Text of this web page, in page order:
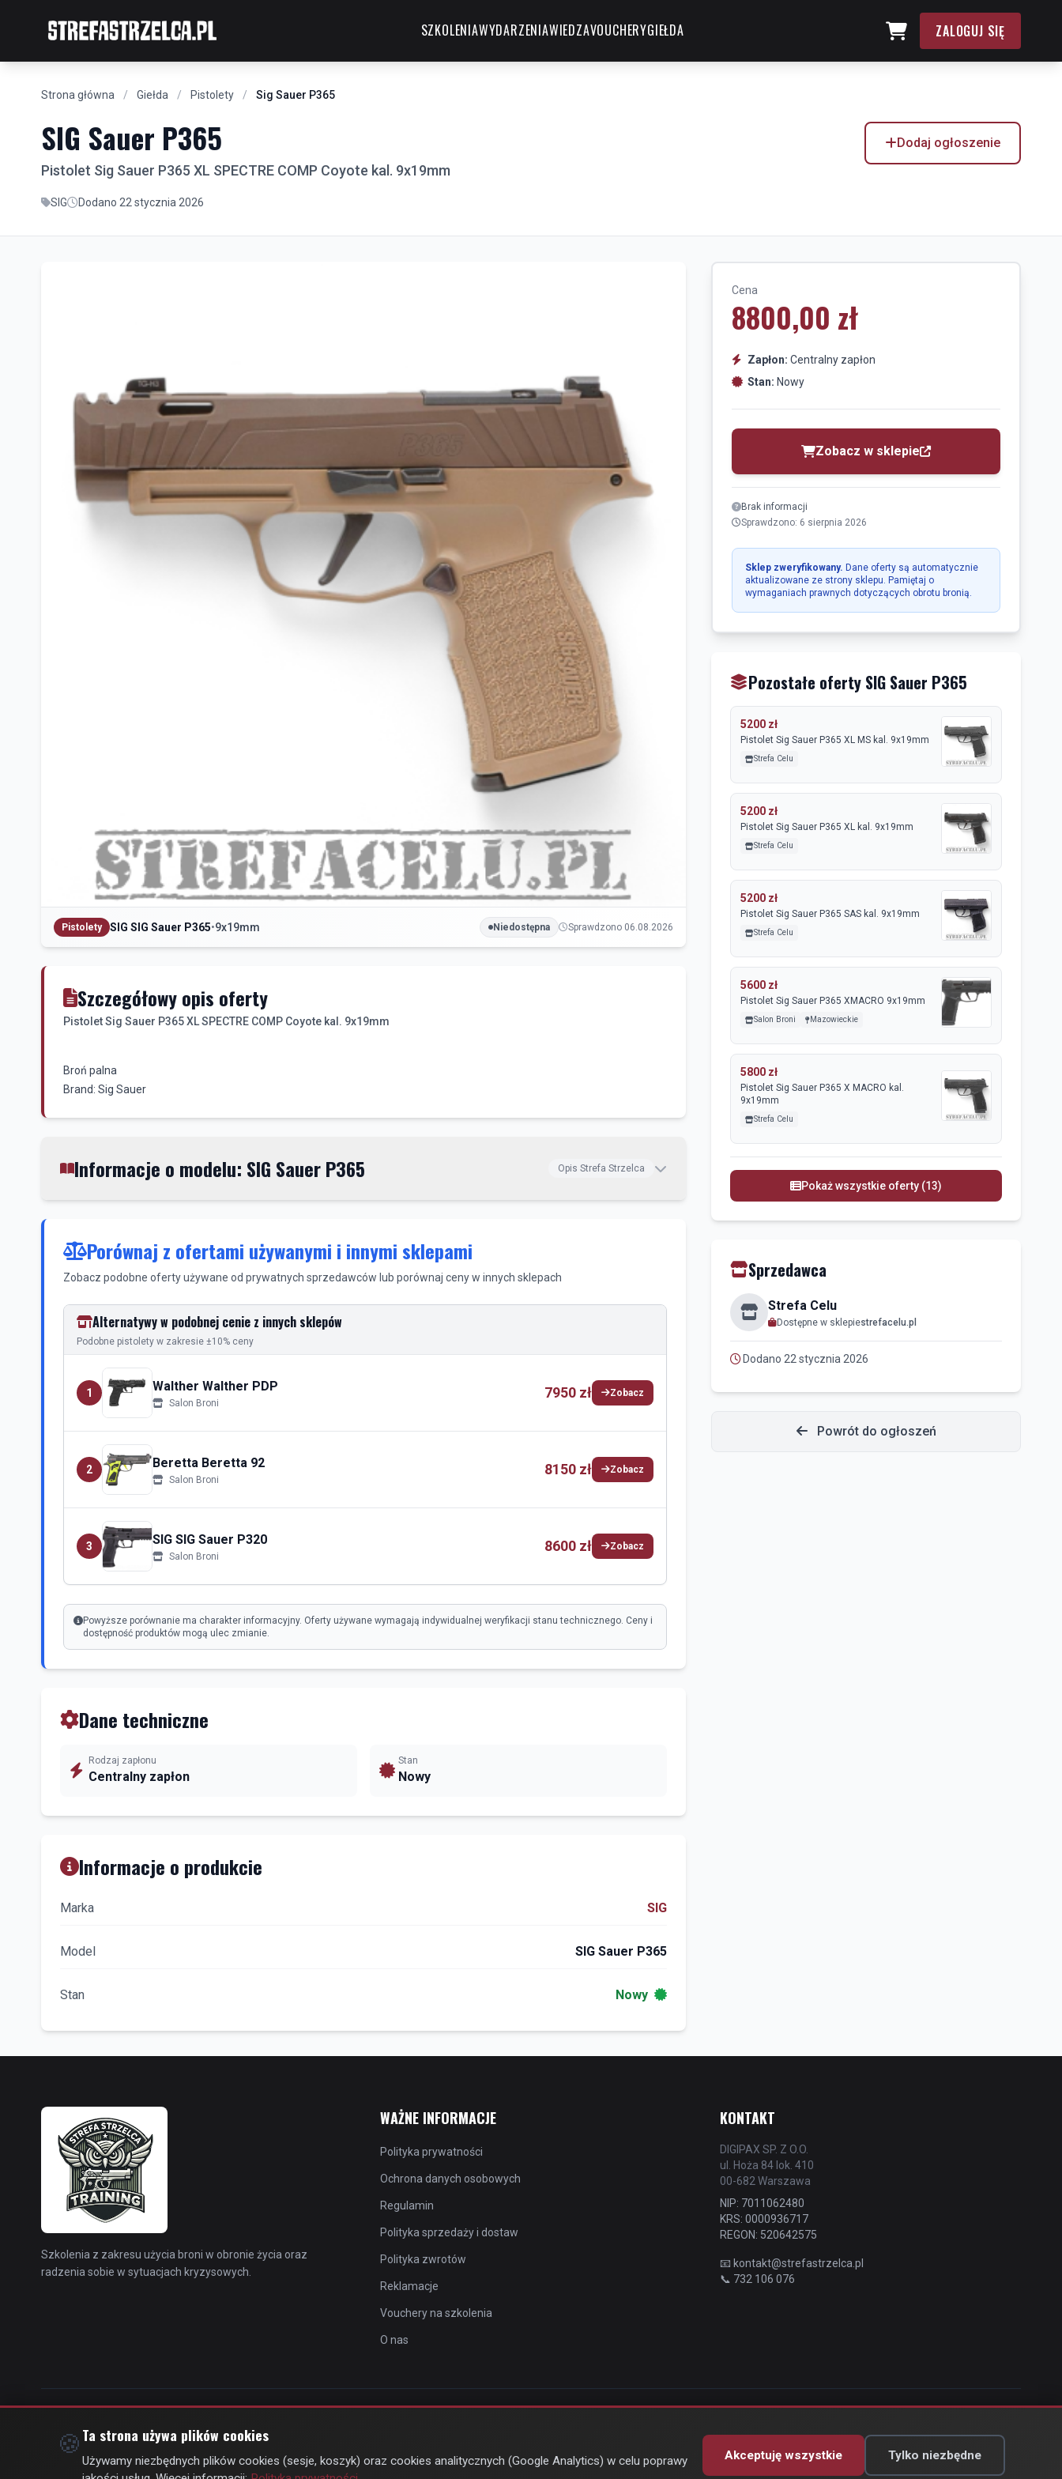
SZKOLENIAWYDARZENIAWIEDZAVOUCHERYGIEŁDA ZALOGUJ SIĘ
Strona główna / Giełda / Pistolety / Sig Sauer P365
SIG Sauer P365
Pistolet Sig Sauer P365 XL SPECTRE COMP Coyote kal. 9x19mm
Dodaj ogłoszenie
SIG Dodano 22 stycznia 2026
Pistolety SIG SIG Sauer P365•9x19mm Niedostępna Sprawdzono 06.08.2026
Szczegółowy opis oferty
Pistolet Sig Sauer P365 XL SPECTRE COMP Coyote kal. 9x19mm
Broń palna
Informacje o modelu: SIG Sauer P365 Opis Strefa Strzelca
Porównaj z ofertami używanymi i innymi sklepami
Zobacz podobne oferty używane od prywatnych sprzedawców lub porównaj ceny w innych sklepach
Alternatywy w podobnej cenie z innych sklepów
Podobne pistolety w zakresie ±10% ceny
1 Walther Walther PDP
Salon Broni
7950 zł Zobacz
2 Beretta Beretta 92
Salon Broni
8150 zł Zobacz
3 SIG SIG Sauer P320
Salon Broni
8600 zł Zobacz
Powyższe porównanie ma charakter informacyjny. Oferty używane wymagają indywidualnej weryfikacji stanu technicznego. Ceny i
dostępność produktów mogą ulec zmianie.
Dane techniczne
Rodzaj zapłonu
Centralny zapłon
Stan
Nowy
Informacje o produkcie
Marka SIG
Model SIG Sauer P365
Stan Nowy
Cena
8800,00 zł
Zapłon: Centralny zapłon
Stan: Nowy
Zobacz w sklepie
Brak informacji
Sprawdzono: 6 sierpnia 2026
Sklep zweryfikowany. Dane oferty są automatycznie
aktualizowane ze strony sklepu. Pamiętaj o
wymaganiach prawnych dotyczących obrotu bronią.
Pozostałe oferty SIG Sauer P365
5200 zł
Pistolet Sig Sauer P365 XL MS kal. 9x19mm
Strefa Celu
5200 zł
Pistolet Sig Sauer P365 XL kal. 9x19mm
Strefa Celu
5200 zł
Pistolet Sig Sauer P365 SAS kal. 9x19mm
Strefa Celu
5600 zł
Pistolet Sig Sauer P365 XMACRO 9x19mm
Salon Broni Mazowieckie
5800 zł
Pistolet Sig Sauer P365 X MACRO kal.
9x19mm
Strefa Celu
Pokaż wszystkie oferty (13)
Sprzedawca
Strefa Celu
Dostępne w sklepiestrefacelu.pl
Dodano 22 stycznia 2026
Powrót do ogłoszeń
Szkolenia z zakresu użycia broni w obronie życia oraz
radzenia sobie w sytuacjach kryzysowych.
WAŻNE INFORMACJE
Polityka prywatności
Ochrona danych osobowych
Regulamin
Polityka sprzedaży i dostaw
Polityka zwrotów
Reklamacje
Vouchery na szkolenia
O nas
KONTAKT
DIGIPAX SP. Z O.O.
ul. Hoża 84 lok. 410
00-682 Warszawa
NIP: 7011062480
KRS: 0000936717
REGON: 520642575
📧 kontakt@strefastrzelca.pl
📞 732 106 076
🍪Ta strona używa plików cookies
Używamy niezbędnych plików cookies (sesje, koszyk) oraz cookies analitycznych (Google Analytics) w celu poprawy
Akceptuję wszystkie Tylko niezbędne